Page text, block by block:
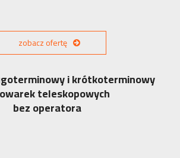
zobacz ofertę
i krótkoterminowy
teleskopowych
bez operatora